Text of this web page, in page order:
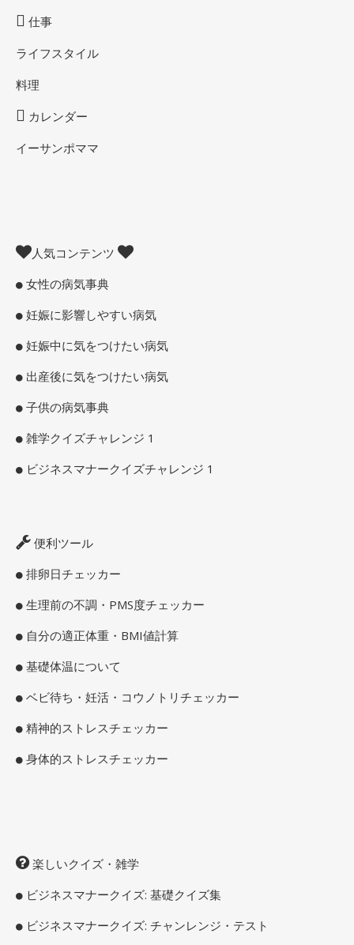
仕事
ライフスタイル
料理
カレンダー
イーサンポママ
人気コンテンツ
女性の病気事典
妊娠に影響しやすい病気
妊娠中に気をつけたい病気
出産後に気をつけたい病気
子供の病気事典
雑学クイズチャレンジ 1
ビジネスマナークイズチャレンジ 1
便利ツール
排卵日チェッカー
生理前の不調・PMS度チェッカー
自分の適正体重・BMI値計算
基礎体温について
ベビ待ち・妊活・コウノトリチェッカー
精神的ストレスチェッカー
身体的ストレスチェッカー
楽しいクイズ・雑学
ビジネスマナークイズ: 基礎クイズ集
ビジネスマナークイズ: チャンレンジ・テスト